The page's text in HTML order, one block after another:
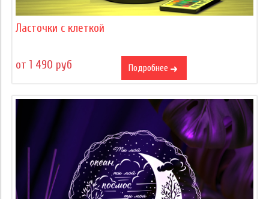
Ласточки с клеткой
от 1 490 руб Подробнее